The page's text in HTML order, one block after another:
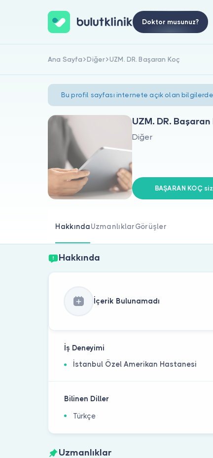
Doktor musunuz?
Ana Sayfa Diğer UZM. DR. Başaran Koç
Bu profil sayfası internete açık olan
UZM. DR. Başaran
Diğer
BAŞARAN KOÇ
HakkındaUzmanlıklarGörüşler
Hakkında
İçerik Bulunamadı
İş Deneyimi
İstanbul Özel Amerikan Hastanesi
Bilinen Diller
Türkçe
Uzmanlıklar